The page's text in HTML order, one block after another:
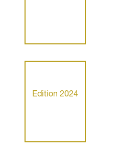
Edition 2024